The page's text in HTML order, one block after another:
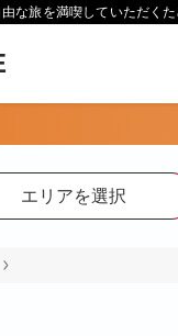
な旅を満喫していただく
エリアを選択